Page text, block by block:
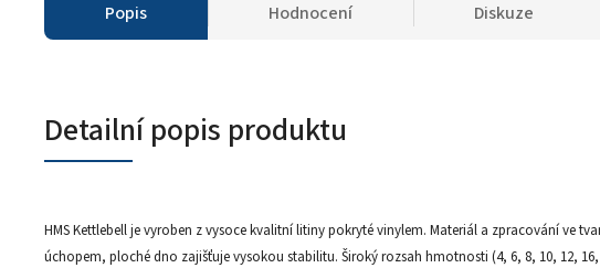
Popis Hodnocení Diskuze
Detailní popis produktu
HMS Kettlebell je vyroben z vysoce kvalitní litiny pokryté vinylem. Materiál a zpracování ve
úchopem, ploché dno zajišťuje vysokou stabilitu. Široký rozsah hmotnosti (4, 6, 8, 10, 12,